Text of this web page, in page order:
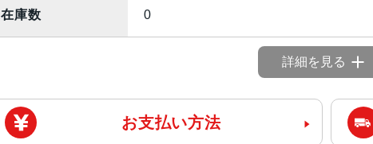
在庫数 0
詳細を見る
お支払い方法